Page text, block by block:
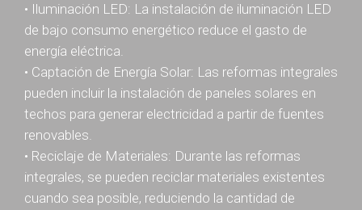
• Iluminación LED: La instalación de iluminación LED
de bajo consumo energético reduce el gasto de
energía eléctrica.
• Captación de Energía Solar: Las reformas integrales
pueden incluir la instalación de paneles solares en
techos para generar electricidad a partir de fuentes
renovables.
• Reciclaje de Materiales: Durante las reformas
integrales, se pueden reciclar materiales existentes
cuando sea posible, reduciendo la cantidad de